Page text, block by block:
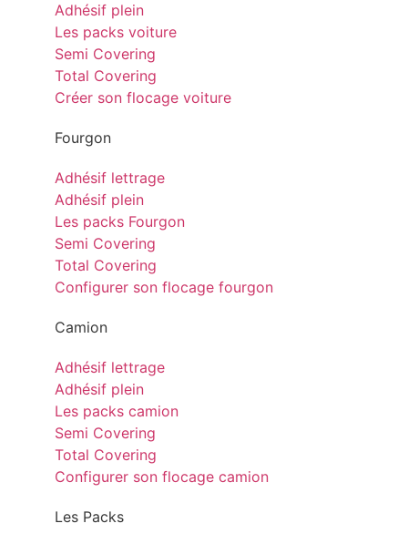
Adhésif plein
Les packs voiture
Semi Covering
Total Covering
Créer son flocage voiture
Fourgon
Adhésif lettrage
Adhésif plein
Les packs Fourgon
Semi Covering
Total Covering
Configurer son flocage fourgon
Camion
Adhésif lettrage
Adhésif plein
Les packs camion
Semi Covering
Total Covering
Configurer son flocage camion
Les Packs